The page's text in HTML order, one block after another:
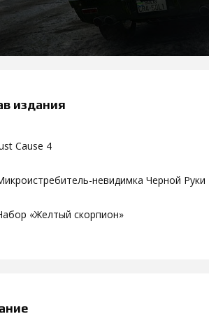
издания
Cause 4
невидимка Черной Руки
«Желтый скорпион»